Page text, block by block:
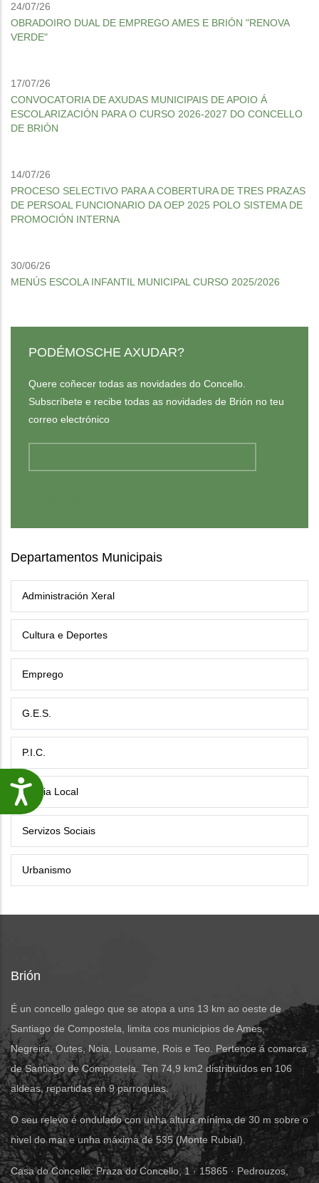
Accesibilidade
24/07/26
OBRADOIRO DUAL DE EMPREGO AMES E BRIÓN "RENOVA
VERDE"
17/07/26
CONVOCATORIA DE AXUDAS MUNICIPAIS DE APOIO Á
ESCOLARIZACIÓN PARA O CURSO 2026-2027 DO CONCELLO
DE BRIÓN
14/07/26
PROCESO SELECTIVO PARA A COBERTURA DE TRES PRAZAS
DE PERSOAL FUNCIONARIO DA OEP 2025 POLO SISTEMA DE
PROMOCIÓN INTERNA
30/06/26
MENÚS ESCOLA INFANTIL MUNICIPAL CURSO 2025/2026
PODÉMOSCHE AXUDAR?
Quere coñecer todas as novidades do Concello.
Subscríbete e recibe todas as novidades de Brión no teu
correo electrónico
Departamentos Municipais
Administración Xeral
Cultura e Deportes
Emprego
G.E.S.
P.I.C.
Policia Local
Servizos Sociais
Urbanismo
Brión
É un concello galego que se atopa a uns 13 km ao oeste de
Santiago de Compostela, limita cos municipios de Ames,
Negreira, Outes, Noia, Lousame, Rois e Teo. Pertence á comarca
de Santiago de Compostela. Ten 74,9 km2 distribuídos en 106
aldeas, repartidas en 9 parroquias.
O seu relevo é ondulado con unha altura mínima de 30 m sobre o
nivel do mar e unha máxima de 535 (Monte Rubial).
Casa do Concello: Praza do Concello, 1 · 15865 · Pedrouzos,